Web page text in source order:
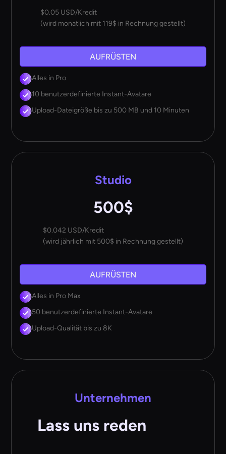
$0.05 USD/Kredit
(wird monatlich mit 119$ in Rechnung gestellt)
AUFRÜSTEN
Alles in Pro
10 benutzerdefinierte Instant-Avatare
Upload-Dateigröße bis zu 500 MB und 10 Minuten
Studio
500$
$0.042 USD/Kredit
(wird jährlich mit 500$ in Rechnung gestellt)
AUFRÜSTEN
Alles in Pro Max
50 benutzerdefinierte Instant-Avatare
Upload-Qualität bis zu 8K
Unternehmen
Lass uns reden